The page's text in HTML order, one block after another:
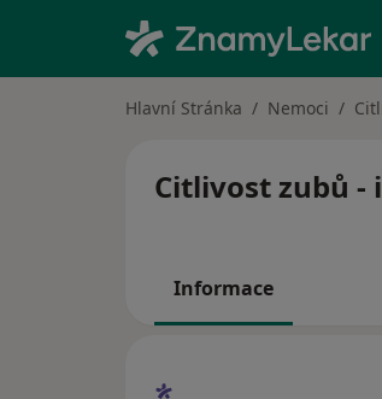
Hlavní Stránka Nemoci
Citlivost zubů -
Informace